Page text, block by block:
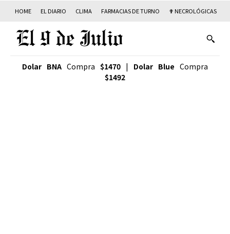
HOME EL DIARIO CLIMA FARMACIAS DE TURNO ✟ NECROLÓGICAS
Dolar BNA Compra $1470 | Dolar Blue Compra
$1492